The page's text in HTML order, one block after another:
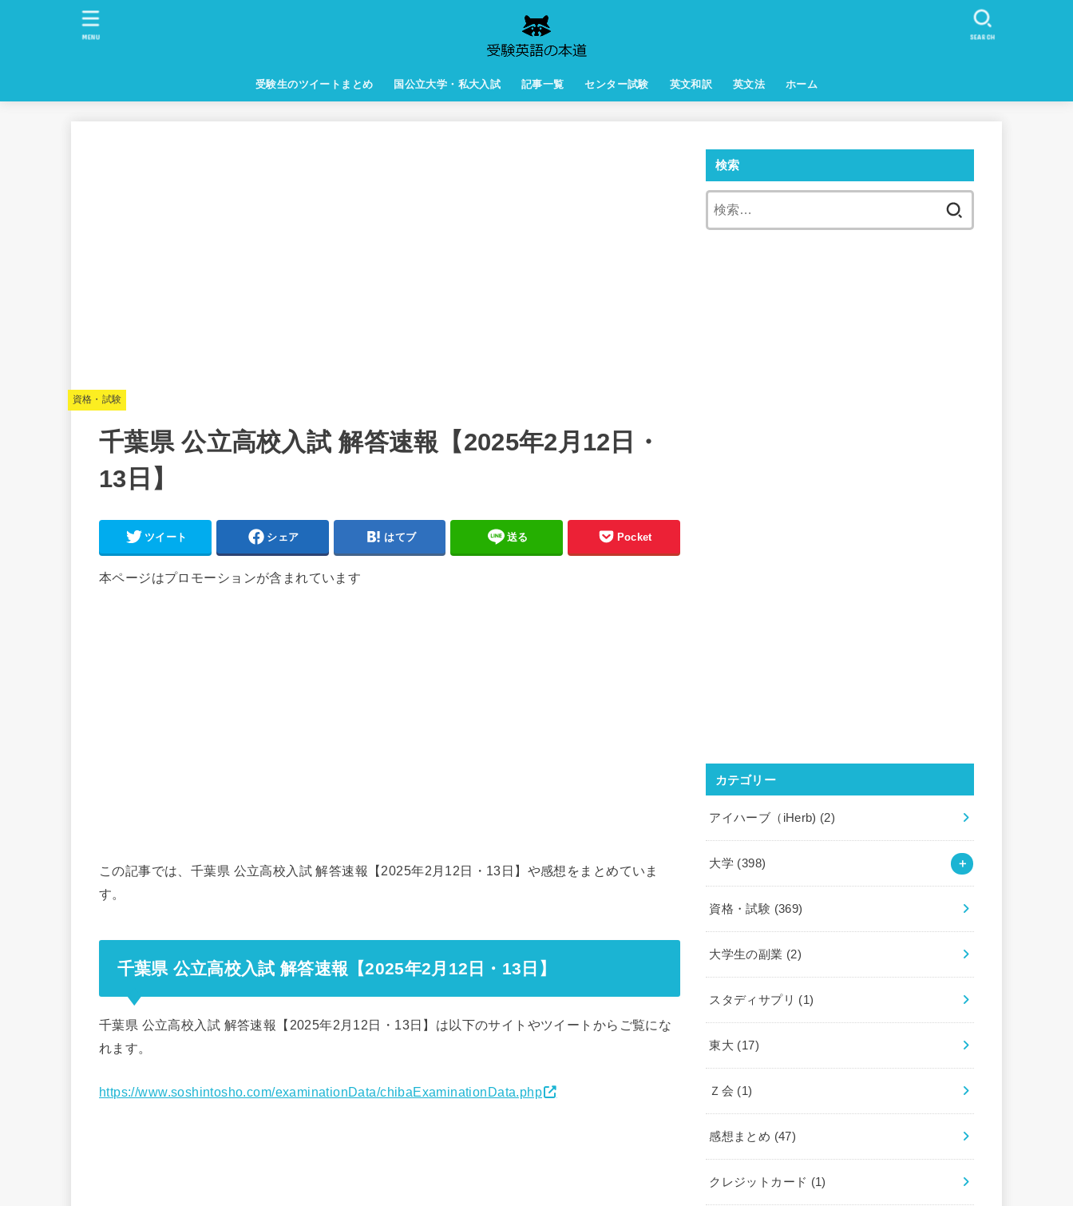
受験生のツイートまとめ 国公立大学・私大入試 記事一覧 センター試験 英文和訳 英文法 ホーム
SEARCH
MENU
資格・試験
千葉県 公立高校入試 解答速報【2025年2月12日・
13日】
ツイート シェア はてブ 送る Pocket
本ページはプロモーションが含まれています
この記事では、千葉県 公立高校入試 解答速報【2025年2月12日・13日】や感想をまとめていま
す。
千葉県 公立高校入試 解答速報【2025年2月12日・13日】
千葉県 公立高校入試 解答速報【2025年2月12日・13日】は以下のサイトやツイートからご覧にな
れます。
https://www.soshintosho.com/examinationData/chibaExaminationData.php
検索
カテゴリー
アイハーブ（iHerb) (2)
大学 (398)
資格・試験 (369)
大学生の副業 (2)
スタディサプリ (1)
東大 (17)
Ｚ会 (1)
感想まとめ (47)
クレジットカード (1)